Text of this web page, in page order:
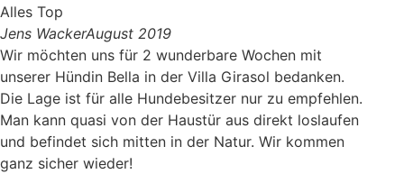
Alles Top
Jens WackerAugust 2019
Wir möchten uns für 2 wunderbare Wochen mit
unserer Hündin Bella in der Villa Girasol bedanken.
Die Lage ist für alle Hundebesitzer nur zu empfehlen.
Man kann quasi von der Haustür aus direkt loslaufen
und befindet sich mitten in der Natur. Wir kommen
ganz sicher wieder!